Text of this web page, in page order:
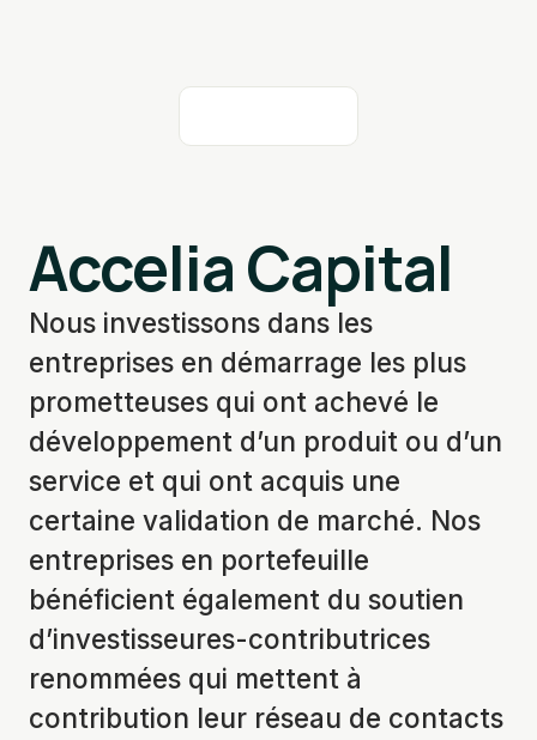
Accelia Capital
Nous investissons dans les
entreprises en démarrage les plus
prometteuses qui ont achevé le
développement d’un produit ou d’un
service et qui ont acquis une
certaine validation de marché. Nos
entreprises en portefeuille
bénéficient également du soutien
d’investisseures-contributrices
renommées qui mettent à
contribution leur réseau de contacts